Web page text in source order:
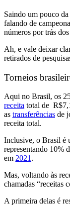
Saindo um pouco
falando de
números por trás
Ah, e vale deixar
retirados de
Torneios
Aqui no Brasil, os
receita total de
as transferências de
receita total.
Inclusive, o Brasil é
representando 10%
em 2021 .
Mas, voltando às
chamadas “receitas
A primeira delas é